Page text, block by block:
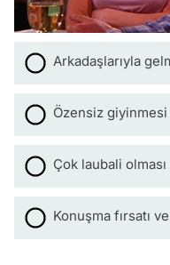
Arkadaşlarıyla
Özensiz giyinmesi
Çok laubali olması
Konuşma fırsatı